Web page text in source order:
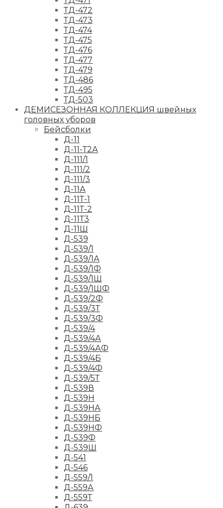
ТД-472
ТД-473
ТД-474
ТД-475
ТД-476
ТД-477
ТД-479
ТД-486
ТД-495
ТД-503
ДЕМИСЕЗОННАЯ КОЛЛЕКЦИЯ швейных
головных уборов
Бейсболки
Д-11
Д-11-Т2А
Д-111/1
Д-111/2
Д-111/3
Д-11А
Д-11Т-1
Д-11Т-2
Д-11Т3
Д-11Ш
Д-539
Д-539/1
Д-539/1А
Д-539/1Ф
Д-539/1Ш
Д-539/1ШФ
Д-539/2Ф
Д-539/3Т
Д-539/3Ф
Д-539/4
Д-539/4А
Д-539/4АФ
Д-539/4Б
Д-539/4Ф
Д-539/5Т
Д-539В
Д-539Н
Д-539НА
Д-539НБ
Д-539НФ
Д-539Ф
Д-539Ш
Д-541
Д-546
Д-559/1
Д-559А
Д-559Т